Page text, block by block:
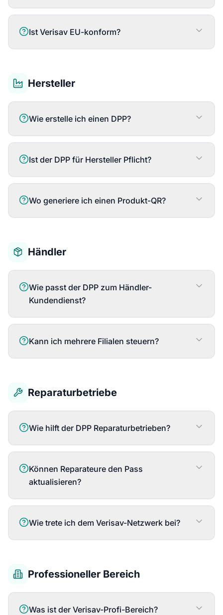
Ist Verisav EU-konform?
Hersteller
Wie erstelle ich einen DPP?
Ist der DPP für Hersteller Pflicht?
Wo generiere ich einen Produkt-QR?
Händler
Wie passt der DPP zum Händler-
Kundendienst?
Kann ich mehrere Filialen steuern?
Reparaturbetriebe
Wie hilft der DPP Reparaturbetrieben?
Können Reparateure den Pass
aktualisieren?
Wie trete ich dem Verisav-Netzwerk bei?
Professioneller Bereich
Was ist der Verisav-Profi-Bereich?